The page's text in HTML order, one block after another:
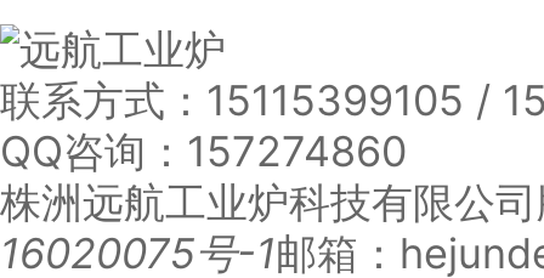
联系方式： 15115399105 /
QQ咨询： 157274860
株洲远航工业炉科技有限公司
16020075号-1邮箱：